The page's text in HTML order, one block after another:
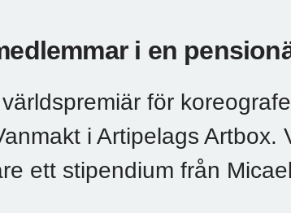
i en
för
i Artipelags Artbox.
ett stipendium från